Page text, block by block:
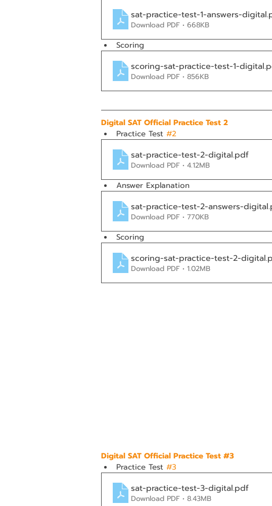
sat-practice-test-1-answers-digital
Download PDF • 668KB
Scoring
scoring-sat-practice-test-1-digital
Download PDF • 856KB
Digital SAT Official Practice Test 2
Practice Test #2
sat-practice-test-2-digital.pdf
Download PDF • 4.12MB
Answer Explanation
sat-practice-test-2-answers-digital
Download PDF • 770KB
Scoring
scoring-sat-practice-test-2-digital
Download PDF • 1.02MB
Digital SAT Official Practice Test #3
Practice Test #3
sat-practice-test-3-digital.pdf
Download PDF • 8.43MB